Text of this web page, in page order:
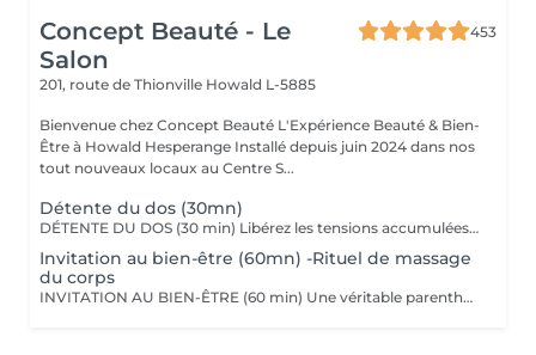
Concept Beauté - Le
Salon
453
201, route de Thionville Howald L-5885
Bienvenue chez Concept Beauté L'Expérience Beauté & Bien-
Être à Howald Hesperange Installé depuis juin 2024 dans nos
tout nouveaux locaux au Centre S...
Détente du dos (30mn)
DÉTENTE DU DOS (30 min) Libérez les tensions accumulées avec ce massage ciblé du dos, des épaules et de la nuque. Grâce à des manuvres profondes et enveloppantes, ce soin soulage les tensions musculaires, améliore la circulation et procure une sensation immédiate de relaxation. Nous utilisons les huiles aromatiques Comfort Zone, riches en extraits naturels apaisants, pour nourrir la peau tout en offrant un véritable moment de lâcher-prise. Comfort Zone, marque italienne de soins haut de gamme, allie science et nature pour offrir des produits efficaces, sensoriels et respectueux de l'environnement. Formulés avec des ingrédients d'origine naturelle et issus de l'agriculture régénérative, sans silicones ni parabènes, leurs produits garantissent une expérience bien-être complète, tout en respectant votre peau et la planète.
Invitation au bien-être (60mn) -Rituel de massage
du corps
INVITATION AU BIEN-ÊTRE (60 min) Une véritable parenthèse de relaxation avec un massage complet du corps qui harmonise les énergies et procure une détente profonde. Grâce à des mouvements fluides et enveloppants, ce soin relâche les tensions musculaires, apaise le mental et redonne vitalité et sérénité. Nous utilisons les huiles et baumes sensoriels Comfort Zone, enrichis en huiles essentielles et ingrédients issus de l'agriculture régénérative, pour une expérience à la fois relaxante et écoresponsable.